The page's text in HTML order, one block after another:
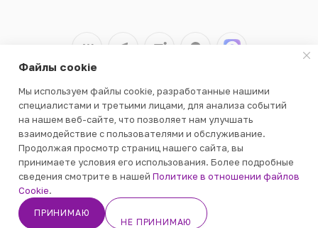
В КОРЗИНУ
2026 © ООО «ВЕНДГАМ» © 2000-2025
Файлы cookie
Мы используем файлы cookie, разработанные нашими
специалистами и третьими лицами, для анализа событий
на нашем веб-сайте, что позволяет нам улучшать
взаимодействие с пользователями и обслуживание.
Продолжая просмотр страниц нашего сайта, вы
принимаете условия его использования. Более подробные
сведения смотрите в нашей Политике в отношении файлов
Cookie.
ПРИНИМАЮ
НЕ ПРИНИМАЮ